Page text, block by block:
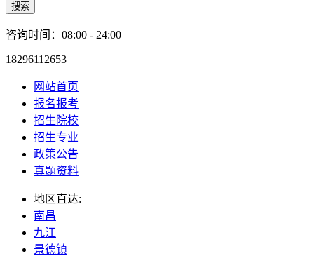
搜索
咨询时间：08:00 - 24:00
18296112653
网站首页
报名报考
招生院校
招生专业
政策公告
真题资料
地区直达:
南昌
九江
景德镇